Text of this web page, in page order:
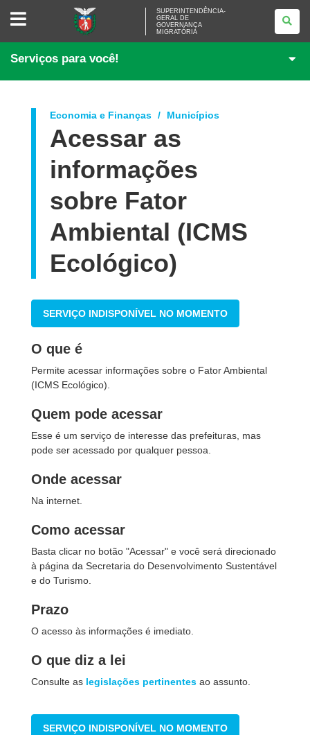
SUPERINTENDÊNCIA-
GOVERNANÇA
SUPERINTENDÊNCIA-
GERAL DE
GOVERNANÇA
MIGRATÓRIA
Serviços para você!
Economia e Finanças Municípios
Acessar as
informações
sobre Fator
Ambiental (ICMS
Ecológico)
SERVIÇO INDISPONÍVEL NO MOMENTO
O que é
Permite acessar informações sobre o Fator Ambiental
(ICMS Ecológico).
Quem pode acessar
Esse é um serviço de interesse das prefeituras, mas
pode ser acessado por qualquer pessoa.
Onde acessar
Na internet.
Como acessar
Basta clicar no botão "Acessar" e você será direcionado
à página da Secretaria do Desenvolvimento Sustentável
e do Turismo.
Prazo
O acesso às informações é imediato.
O que diz a lei
Consulte as legislações pertinentes ao assunto.
SERVIÇO INDISPONÍVEL NO MOMENTO